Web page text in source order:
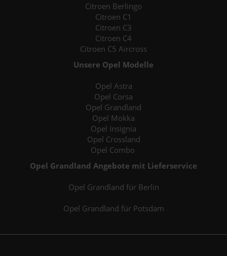
Citroen Berlingo
Citroen C1
Citroen C3
Citroen C4
Citroen C5 Aircross
Unsere Opel Modelle
Opel Astra
Opel Corsa
Opel Grandland
Opel Mokka
Opel Insignia
Opel Crossland
Opel Combo
Opel Grandland Angebote mit Lieferservice
Opel Grandland für Berlin
Opel Grandland für Potsdam